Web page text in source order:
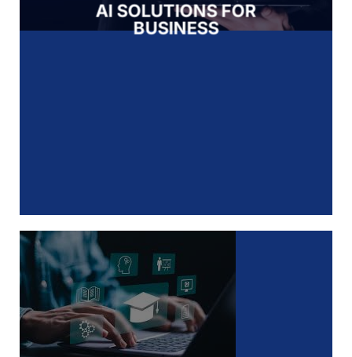
AI SOLUTIONS FOR
BUSINESS